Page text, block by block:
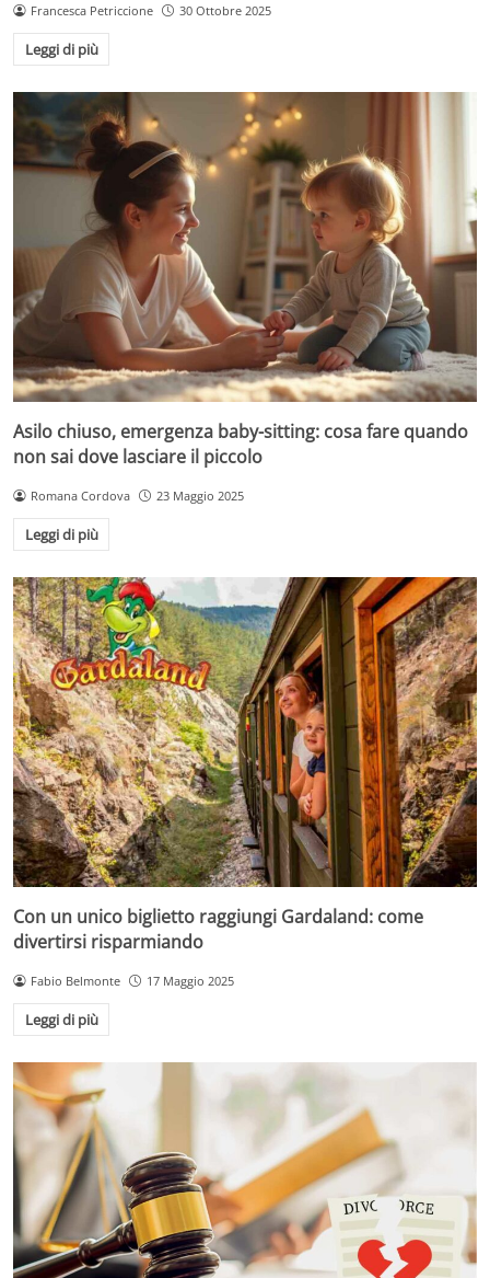
Francesca Petriccione 30 Ottobre 2025
Leggi di più
Asilo chiuso, emergenza baby-sitting: cosa fare quando
non sai dove lasciare il piccolo
Romana Cordova 23 Maggio 2025
Leggi di più
Con un unico biglietto raggiungi Gardaland: come
divertirsi risparmiando
Fabio Belmonte 17 Maggio 2025
Leggi di più